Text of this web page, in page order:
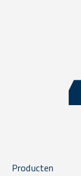
Producten